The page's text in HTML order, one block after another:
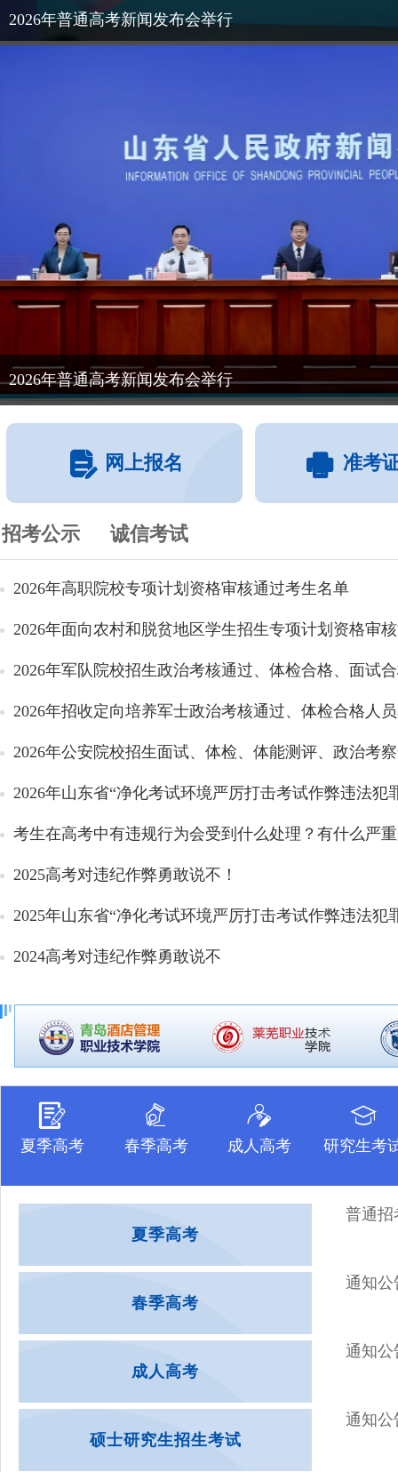
2026年普通高考新闻发布会举行
2026年普通高考新闻发布会举行
网上报名 准考
招考公示 诚信考试
2026年高职院校专项计划资格审核通过考生名单
2026年面向农村和脱贫地区学生招生专项计划资格审
2026年军队院校招生政治考核通过、体检合格、面试
2026年招收定向培养军士政治考核通过、体检合格人
2026年公安院校招生面试、体检、体能测评、政治考
2026年山东省“净化考试环境严厉打击考试作弊违法犯
考生在高考中有违规行为会受到什么处理？有什么严
2025高考对违纪作弊勇敢说不！
2025年山东省“净化考试环境严厉打击考试作弊违法犯
2024高考对违纪作弊勇敢说不
夏季高考 春季高考 成人高考 研究生考
夏季高考
普通招
春季高考
通知公
成人高考
通知公
硕士研究生招生考试
通知公